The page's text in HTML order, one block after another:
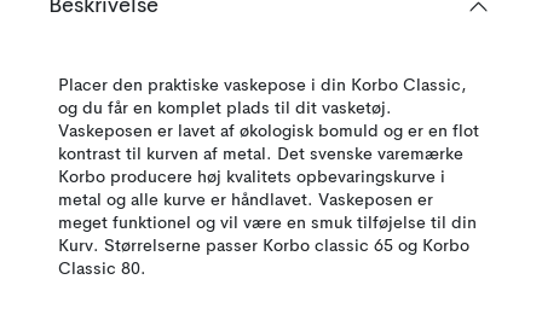
Beskrivelse
Placer den praktiske vaskepose i din Korbo Classic,
og du får en komplet plads til dit vasketøj.
Vaskeposen er lavet af økologisk bomuld og er en flot
kontrast til kurven af metal. Det svenske varemærke
Korbo producere høj kvalitets opbevaringskurve i
metal og alle kurve er håndlavet. Vaskeposen er
meget funktionel og vil være en smuk tilføjelse til din
Kurv. Størrelserne passer Korbo classic 65 og Korbo
Classic 80.